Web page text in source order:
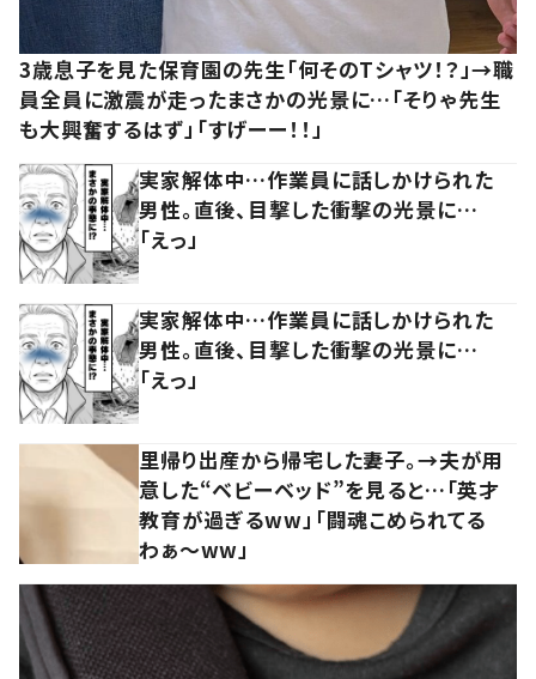
3歳息子を見た保育園の先生「何そのTシャツ！？」→職
員全員に激震が走ったまさかの光景に…「そりゃ先生
も大興奮するはず」「すげーー！！」
実家解体中…作業員に話しかけられた
男性。直後、目撃した衝撃の光景に…
「えっ」
実家解体中…作業員に話しかけられた
男性。直後、目撃した衝撃の光景に…
「えっ」
里帰り出産から帰宅した妻子。→夫が用
意した“ベビーベッド”を見ると…「英才
教育が過ぎるww」「闘魂こめられてる
わぁ～ww」